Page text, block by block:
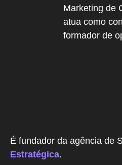
Marketing de
atua como
formador de
É fundador da agência de
Estratégica.